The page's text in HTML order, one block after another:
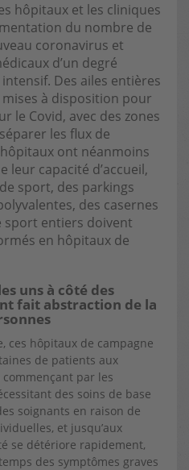
hôpitaux et les cliniques
du nombre de
coronavirus et
d’un degré
Des ailes entières
à disposition pour
le Covid, avec des zones
les flux de
ont néanmoins
leur capacité d’accueil,
sport, des parkings
des casernes
sport entiers doivent
en hôpitaux de
uns à côté des
fait abstraction de la
ces hôpitaux de campagne
de patients aux
par les
des soins de base
soignants en raison de
et jusqu’aux
se détériore rapidement,
des symptômes graves